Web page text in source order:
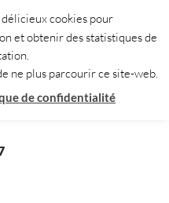
cookies pour
et obtenir des statistiques de
ne plus parcourir ce site-web.
de confidentialité